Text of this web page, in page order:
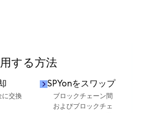
する方法
に交換
SPYonをスワップ
ブロックチェーン間
およびブロックチェ